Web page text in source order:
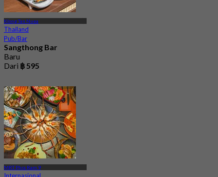
Klong Tan Nuea
Thailand
Pub/Bar
Sangthong Bar
Baru
Dari ฿ 595
MRT Phra Ram 9